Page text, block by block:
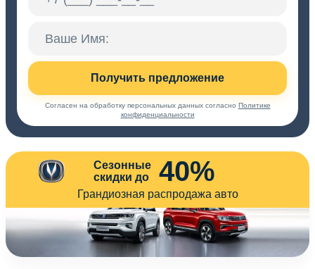
Получить предложение
Согласен на обработку персональных данных согласно Политике
конфиденциальности
Сезонные
скидки до
40%
Грандиозная распродажа авто